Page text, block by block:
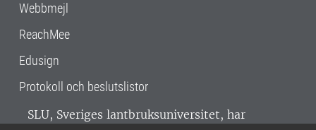
Webbmejl
ReachMee
Edusign
Protokoll och beslutslistor
SLU, Sveriges lantbruksuniversitet, har